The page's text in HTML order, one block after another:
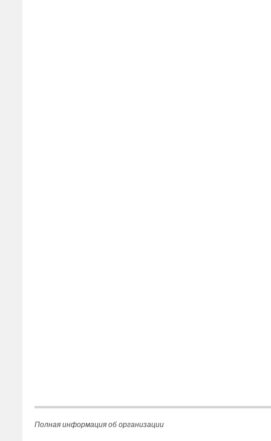
Полная информация об организации